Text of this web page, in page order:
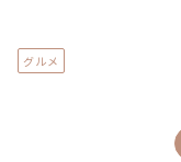
グルメ